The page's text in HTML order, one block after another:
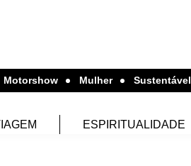
Motorshow Mulher Sustentável
ESPIRITUALIDADE